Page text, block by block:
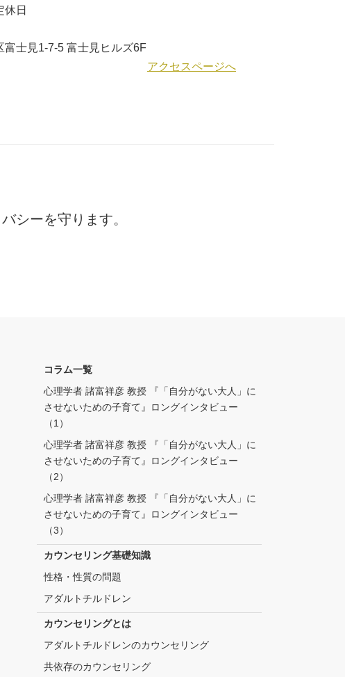
休日
富士見1-7-5 富士見ヒルズ6F
アクセスページへ
シーを守ります。
コラム一覧
心理学者 諸富祥彦 教授 『「自分がない大人」に
させないための子育て』ロングインタビュー
（1）
心理学者 諸富祥彦 教授 『「自分がない大人」に
させないための子育て』ロングインタビュー
（2）
心理学者 諸富祥彦 教授 『「自分がない大人」に
させないための子育て』ロングインタビュー
（3）
カウンセリング基礎知識
性格・性質の問題
アダルトチルドレン
カウンセリングとは
アダルトチルドレンのカウンセリング
共依存のカウンセリング